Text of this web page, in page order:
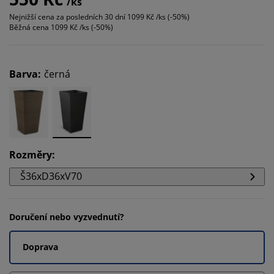
Nejnižší cena za posledních 30 dní 1099 Kč /ks (-50%)
Běžná cena 1099 Kč /ks (-50%)
Barva: černá
Rozměry:
Š36xD36xV70
Doručení nebo vyzvednutí?
Doprava